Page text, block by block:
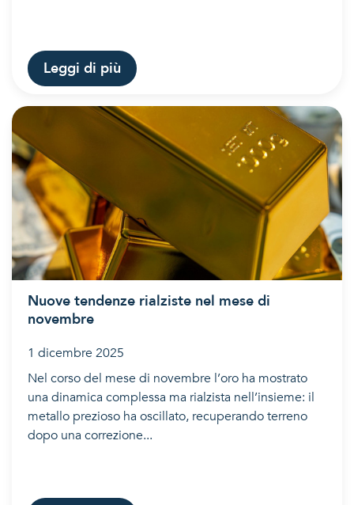
Leggi di più
Nuove tendenze rialziste nel mese di
novembre
1 dicembre 2025
Nel corso del mese di novembre l’oro ha mostrato
una dinamica complessa ma rialzista nell’insieme: il
metallo prezioso ha oscillato, recuperando terreno
dopo una correzione...